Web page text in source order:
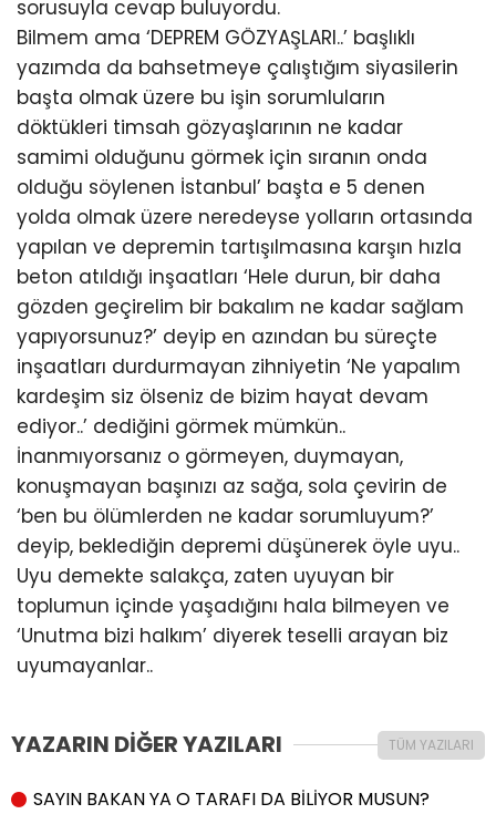
sorusuyla cevap buluyordu.
Bilmem ama ‘DEPREM GÖZYAŞLARI..’ başlıklı
yazımda da bahsetmeye çalıştığım siyasilerin
başta olmak üzere bu işin sorumluların
döktükleri timsah gözyaşlarının ne kadar
samimi olduğunu görmek için sıranın onda
olduğu söylenen İstanbul’ başta e 5 denen
yolda olmak üzere neredeyse yolların ortasında
yapılan ve depremin tartışılmasına karşın hızla
beton atıldığı inşaatları ‘Hele durun, bir daha
gözden geçirelim bir bakalım ne kadar sağlam
yapıyorsunuz?’ deyip en azından bu süreçte
inşaatları durdurmayan zihniyetin ‘Ne yapalım
kardeşim siz ölseniz de bizim hayat devam
ediyor..’ dediğini görmek mümkün..
İnanmıyorsanız o görmeyen, duymayan,
konuşmayan başınızı az sağa, sola çevirin de
‘ben bu ölümlerden ne kadar sorumluyum?’
deyip, beklediğin depremi düşünerek öyle uyu..
Uyu demekte salakça, zaten uyuyan bir
toplumun içinde yaşadığını hala bilmeyen ve
‘Unutma bizi halkım’ diyerek teselli arayan biz
uyumayanlar..
YAZARIN DİĞER YAZILARI TÜM YAZILARI
SAYIN BAKAN YA O TARAFI DA BİLİYOR MUSUN?